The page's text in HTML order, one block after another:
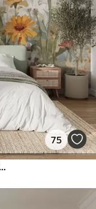
75